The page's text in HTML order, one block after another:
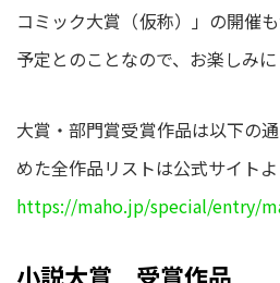
コミック大賞（仮称）」の開催
予定とのことなので、お楽しみに
大賞・部門賞受賞作品は以下の
めた全作品リストは公式サイトよ
https://maho.jp/special/entry/
小説大賞 受賞作品